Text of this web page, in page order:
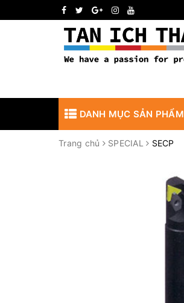
DANH MỤC SẢN PHẨM
Trang chủ SPECIAL SECP